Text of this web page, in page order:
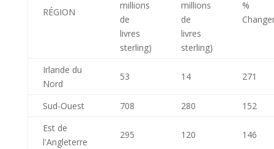
RÉGION
millions
de
livres
sterling)
millions
de
livres
sterling)
%
Irlande du
Nord
53 14 271
Sud-Ouest 708 280
152
Est de
l'Angleterre
295 120 146